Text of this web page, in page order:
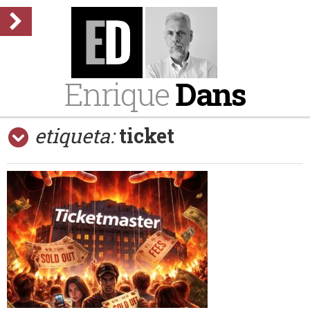
EnriqueDans
etiqueta: ticket